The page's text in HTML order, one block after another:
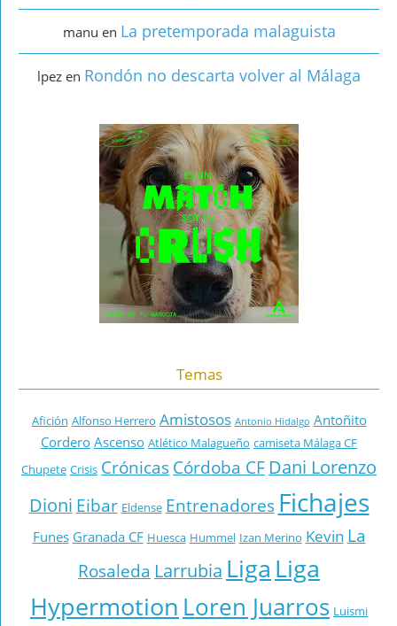
manu en La pretemporada malaguista
lpez en Rondón no descarta volver al Málaga
Temas
Afición Alfonso Herrero Amistosos Antonio Hidalgo Antoñito
CorderoAscenso Atlético Malagueño camiseta Málaga CF
Chupete Crisis Crónicas Córdoba CF Dani Lorenzo
Dioni Eibar Eldense Entrenadores Fichajes
Funes Granada CF Huesca Hummel Izan Merino Kevin La
Rosaleda Larrubia Liga Liga
Hypermotion Loren Juarros Luismi